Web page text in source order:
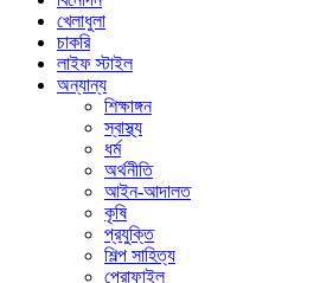
খেলাধুলা
চাকরি
লাইফ স্টাইল
অন্যান্য
শিক্ষাঙ্গন
স্বাস্থ্য
ধর্ম
অর্থনীতি
আইন-আদালত
কৃষি
প্রযুক্তি
শিল্প সাহিত্য
প্রোফাইল